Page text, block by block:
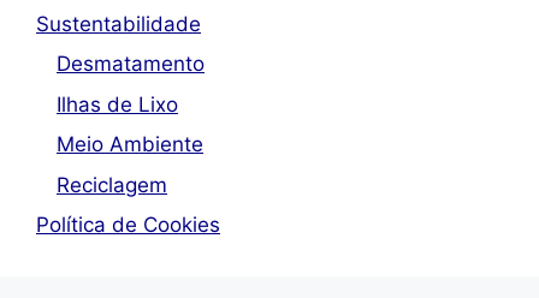
Sustentabilidade
Desmatamento
Ilhas de Lixo
Meio Ambiente
Reciclagem
Política de Cookies